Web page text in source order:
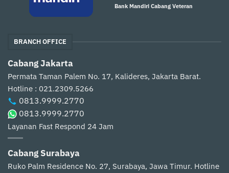
Bank Mandiri Cabang Veteran
BRANCH OFFICE
Cabang Jakarta
Permata Taman Palem No. 17, Kalideres, Jakarta Barat.
Hotline : 021.2309.5266
0813.9999.2770
0813.9999.2770
Layanan Fast Respond 24 Jam
Cabang Surabaya
Ruko Palm Residence No. 27, Surabaya, Jawa Timur. Hotline